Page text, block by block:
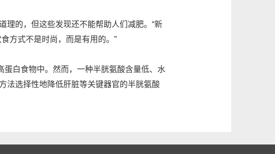
理的，但这些发现还不能帮助人们减肥。“新
方式不是时尚，而是有用的。”
白食物中。然而，一种半胱氨酸含量低、水
法选择性地降低肝脏等关键器官的半胱氨酸